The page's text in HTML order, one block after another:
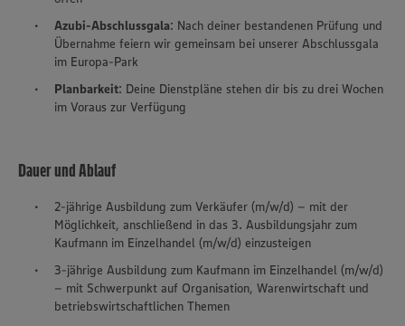
Azubi-Abschlussgala: Nach deiner bestandenen Prüfung und
Übernahme feiern wir gemeinsam bei unserer Abschlussgala
im Europa-Park
Planbarkeit: Deine Dienstpläne stehen dir bis zu drei Wochen
im Voraus zur Verfügung
Dauer und Ablauf
2-jährige Ausbildung zum Verkäufer (m/w/d) – mit der
Möglichkeit, anschließend in das 3. Ausbildungsjahr zum
Kaufmann im Einzelhandel (m/w/d) einzusteigen
3-jährige Ausbildung zum Kaufmann im Einzelhandel (m/w/d)
– mit Schwerpunkt auf Organisation, Warenwirtschaft und
betriebswirtschaftlichen Themen